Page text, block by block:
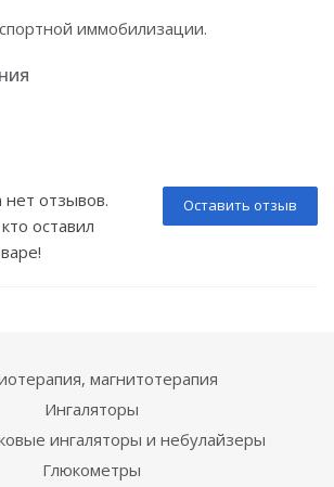
иммобилизации.
Оставить отзыв
нет отзывов.
оставил
магнитотерапия
Ингаляторы
ингаляторы и небулайзеры
Глюкометры